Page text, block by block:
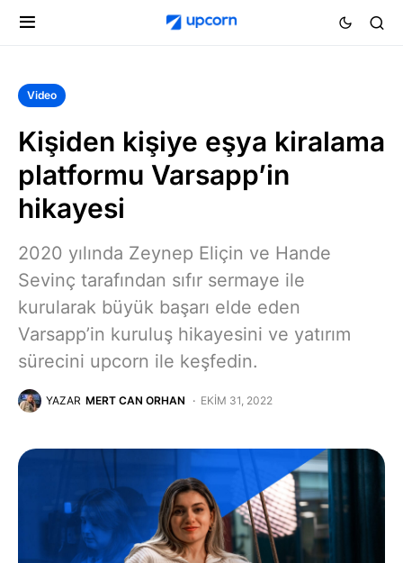
Video
Kişiden kişiye eşya kiralama
platformu Varsapp’in
hikayesi
2020 yılında Zeynep Eliçin ve Hande
Sevinç tarafından sıfır sermaye ile
kurularak büyük başarı elde eden
Varsapp’in kuruluş hikayesini ve yatırım
sürecini upcorn ile keşfedin.
YAZAR MERT CAN ORHAN EKIM 31, 2022